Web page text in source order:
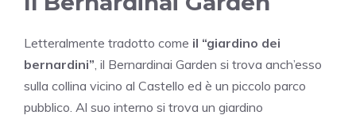
Letteralmente tradotto come il “giardino dei
bernardini” , il Bernardinai Garden si trova anch’esso
sulla collina vicino al Castello ed è un piccolo parco
pubblico. Al suo interno si trova un giardino